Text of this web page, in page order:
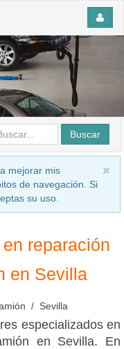
Buscar
mejorar mis
de navegación. Si
su uso.
reparación
en Sevilla
Sevilla
especializados en
en Sevilla. En